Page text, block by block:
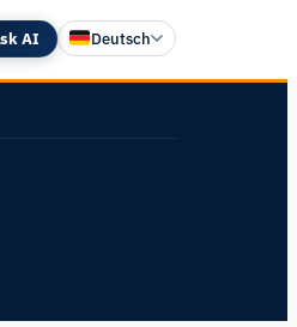
AI Deutsch
English